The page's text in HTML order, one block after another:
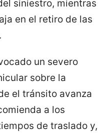
siniestro, mientras
en el retiro de las
un severo
sobre la
el tránsito avanza
a los
de traslado y,